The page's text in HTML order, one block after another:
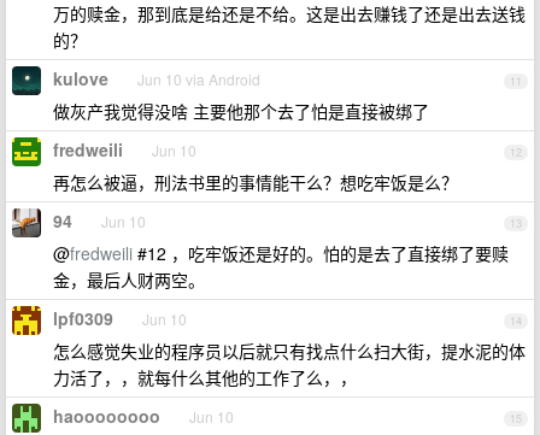
万的赎金，那到底是给还是不给。这是出去赚钱了还是出去送钱
的？
11
kulove Jun 10 via Android
做灰产我觉得没啥 主要他那个去了怕是直接被绑了
12
fredweili Jun 10
再怎么被逼，刑法书里的事情能干么？想吃牢饭是么？
13
94 Jun 10
@fredweili #12 ，吃牢饭还是好的。怕的是去了直接绑了要赎
金，最后人财两空。
14
lpf0309 Jun 10
怎么感觉失业的程序员以后就只有找点什么扫大街，提水泥的体
力活了，，就每什么其他的工作了么，，
15
haoooooooo Jun 10